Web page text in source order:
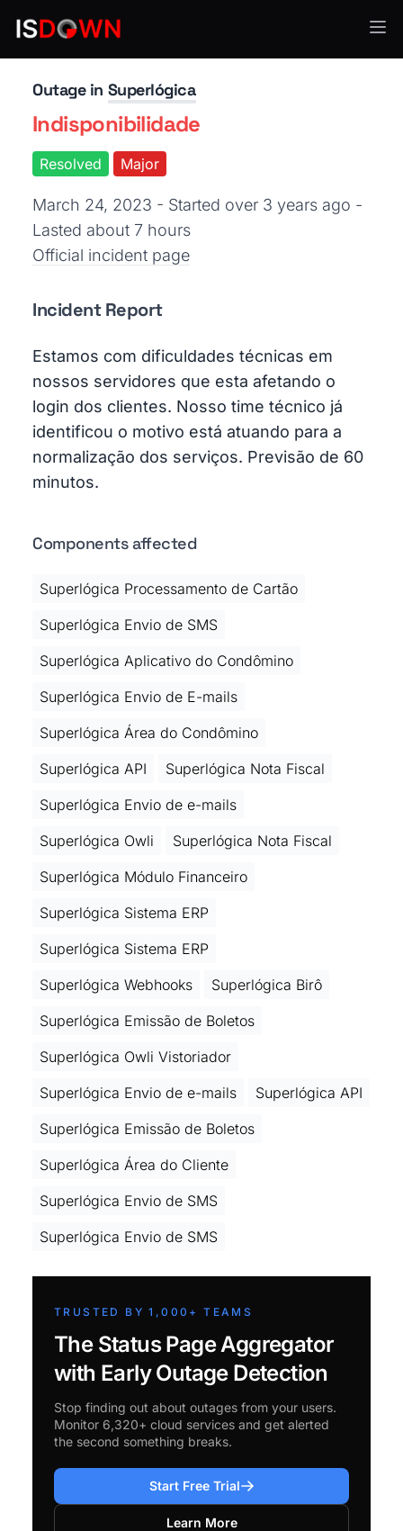
Accounting & Finance
Outage in Superlógica
Indisponibilidade
Resolved Major
March 24, 2023 - Started over 3 years ago -
Lasted about 7 hours
Official incident page
Incident Report
Estamos com dificuldades técnicas em
nossos servidores que esta afetando o
login dos clientes. Nosso time técnico já
identificou o motivo está atuando para a
normalização dos serviços. Previsão de 60
minutos.
Components affected
Superlógica Processamento de Cartão
Superlógica Envio de SMS
Superlógica Aplicativo do Condômino
Superlógica Envio de E-mails
Superlógica Área do Condômino
Superlógica API
Superlógica Nota Fiscal
Superlógica Envio de e-mails
Superlógica Owli
Superlógica Nota Fiscal
Superlógica Módulo Financeiro
Superlógica Sistema ERP
Superlógica Sistema ERP
Superlógica Webhooks
Superlógica Birô
Superlógica Emissão de Boletos
Superlógica Owli Vistoriador
Superlógica Envio de e-mails
Superlógica API
Superlógica Emissão de Boletos
Superlógica Área do Cliente
Superlógica Envio de SMS
Superlógica Envio de SMS
TRUSTED BY 1,000+ TEAMS
The Status Page Aggregator
with Early Outage Detection
Stop finding out about outages from your users.
Monitor 6,320+ cloud services and get alerted
the second something breaks.
Start Free Trial
Learn More